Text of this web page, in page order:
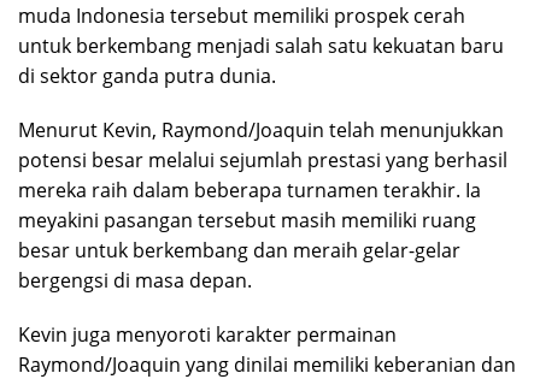
muda Indonesia tersebut memiliki prospek cerah
untuk berkembang menjadi salah satu kekuatan baru
di sektor ganda putra dunia.
Menurut Kevin, Raymond/Joaquin telah menunjukkan
potensi besar melalui sejumlah prestasi yang berhasil
mereka raih dalam beberapa turnamen terakhir. Ia
meyakini pasangan tersebut masih memiliki ruang
besar untuk berkembang dan meraih gelar-gelar
bergengsi di masa depan.
Kevin juga menyoroti karakter permainan
Raymond/Joaquin yang dinilai memiliki keberanian dan